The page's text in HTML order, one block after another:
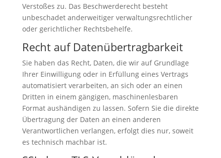
Verstoßes zu. Das Beschwerderecht besteht
unbeschadet anderweitiger verwaltungsrechtlicher
oder gerichtlicher Rechtsbehelfe.
Recht auf Datenübertragbarkeit
Sie haben das Recht, Daten, die wir auf Grundlage
Ihrer Einwilligung oder in Erfüllung eines Vertrags
automatisiert verarbeiten, an sich oder an einen
Dritten in einem gängigen, maschinenlesbaren
Format aushändigen zu lassen. Sofern Sie die direkte
Übertragung der Daten an einen anderen
Verantwortlichen verlangen, erfolgt dies nur, soweit
es technisch machbar ist.